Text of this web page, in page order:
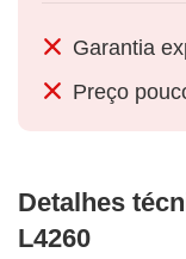
Garantia
Preço
Detalhes
L4260